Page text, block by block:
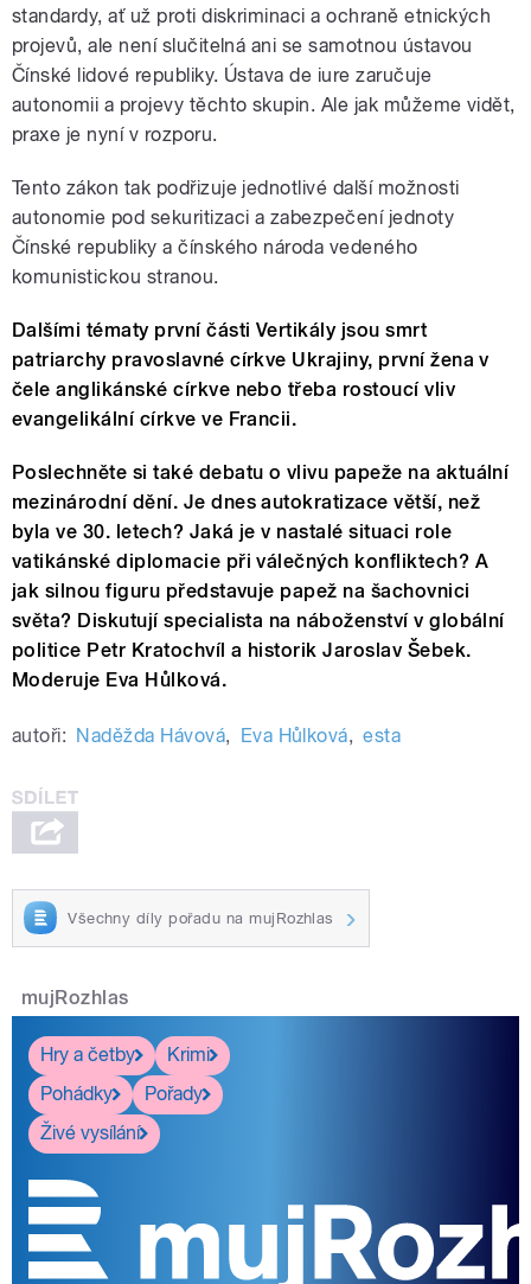
standardy, ať už proti diskriminaci a ochraně etnických
projevů, ale není slučitelná ani se samotnou ústavou
Čínské lidové republiky. Ústava de iure zaručuje
autonomii a projevy těchto skupin. Ale jak můžeme vidět,
praxe je nyní v rozporu.
Tento zákon tak podřizuje jednotlivé další možnosti
autonomie pod sekuritizaci a zabezpečení jednoty
Čínské republiky a čínského národa vedeného
komunistickou stranou.
Dalšími tématy první části Vertikály jsou smrt
patriarchy pravoslavné církve Ukrajiny, první žena v
čele anglikánské církve nebo třeba rostoucí vliv
evangelikální církve ve Francii.
Poslechněte si také debatu o vlivu papeže na aktuální
mezinárodní dění. Je dnes autokratizace větší, než
byla ve 30. letech? Jaká je v nastalé situaci role
vatikánské diplomacie při válečných konfliktech? A
jak silnou figuru představuje papež na šachovnici
světa? Diskutují specialista na náboženství v globální
politice Petr Kratochvíl a historik Jaroslav Šebek.
Moderuje Eva Hůlková.
autoři: Naděžda Hávová, Eva Hůlková, esta
Všechny díly pořadu na mujRozhlas
mujRozhlas
Hry a četby
Krimi
Pohádky
Pořady
Živé vysílání